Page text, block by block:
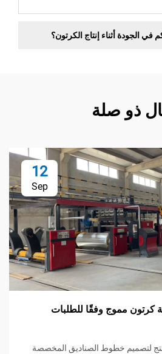
الجودة أثناء إنتاج الكرتون؟
ذو صلة
12
Sep
مموج وفقًا للطلبات
لتصميم خطوط الصناديق المخصصة